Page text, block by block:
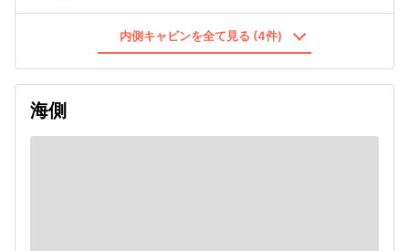
内側キャビンを全て見る (4件)
海側